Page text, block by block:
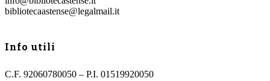
bibliotecaastense@legalmail.it
Info utili
C.F. 92060780050 – P.I. 01519920050